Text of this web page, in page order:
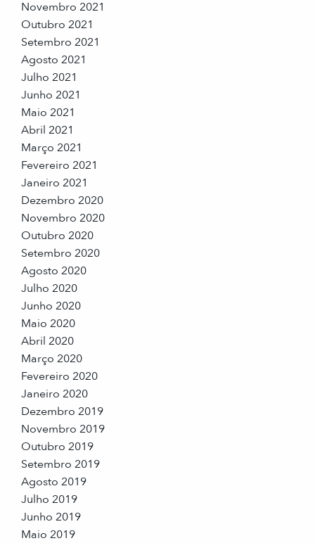
Novembro 2021
Outubro 2021
Setembro 2021
Agosto 2021
Julho 2021
Junho 2021
Maio 2021
Abril 2021
Março 2021
Fevereiro 2021
Janeiro 2021
Dezembro 2020
Novembro 2020
Outubro 2020
Setembro 2020
Agosto 2020
Julho 2020
Junho 2020
Maio 2020
Abril 2020
Março 2020
Fevereiro 2020
Janeiro 2020
Dezembro 2019
Novembro 2019
Outubro 2019
Setembro 2019
Agosto 2019
Julho 2019
Junho 2019
Maio 2019